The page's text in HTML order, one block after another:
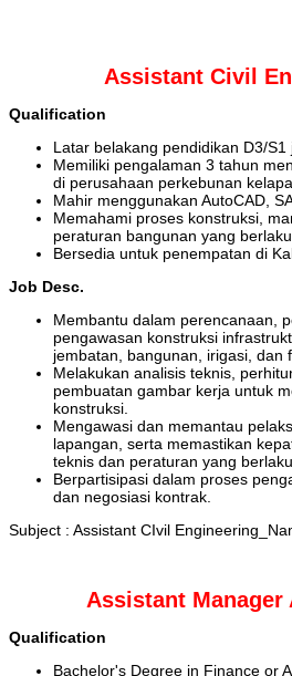
Assistant Civil
Qualification
Latar belakang pendidikan D3/S1
Memiliki pengalaman 3 tahun
di perusahaan perkebunan
Mahir menggunakan AutoCAD,
Memahami proses konstruksi,
peraturan bangunan yang berlaku
Bersedia untuk penempatan di
Job Desc.
Membantu dalam perencanaan,
pengawasan konstruksi
jembatan, bangunan, irigasi, dan
Melakukan analisis teknis,
pembuatan gambar kerja untuk
konstruksi.
Mengawasi dan memantau
lapangan, serta memastikan
teknis dan peraturan yang berlaku.
Berpartisipasi dalam proses
dan negosiasi kontrak.
Subject : Assistant CIvil
Assistant Manager
Qualification
Bachelor's Degree in Finance or